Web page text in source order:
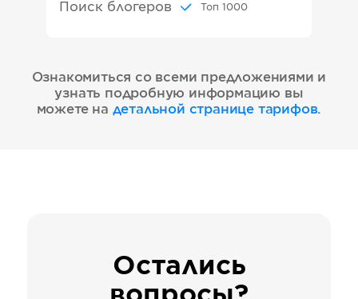
Поиск блогеров Топ 1000
Ознакомиться со всеми предложениями и
узнать подробную информацию вы
можете на детальной странице тарифов.
Остались